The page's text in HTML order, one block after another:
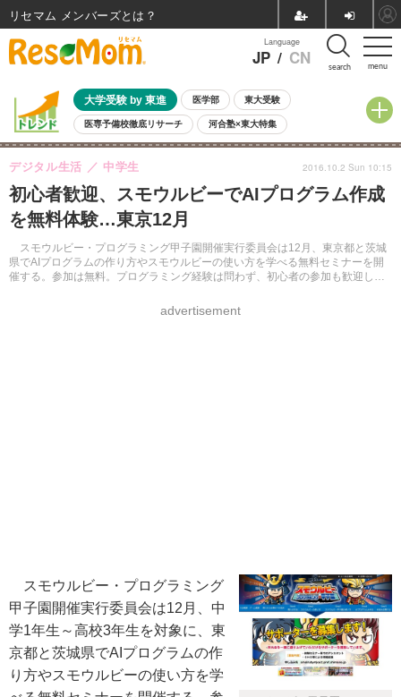
menu
Language
JP / CN search
大学受験 by 東進 医学部 東大受験
医専予備校徹底リサーチ 河合塾×東大特集
親子で考える大学選び 高校受験 中学受験 小学校受験
共通テスト 夏休み
8月開催イベント・WS 全国公立高校 過去問 人気記事
自由研究教材（小学生向け） 自由研究教材（中学生向け）
初心者歓迎、スモウルビーでAIプログラム作成
を無料体験…東京12月
スモウルビー・プログラミング甲子園開催実行委員会は12月、東京都と茨城
県でAIプログラムの作り方やスモウルビーの使い方を学べる無料セミナーを開
催する。参加は無料。プログラミング経験は問わず、初心者の参加も歓迎して
デジタル生活 中学生
advertisement
2016.10.2 Sun 10:15
スモウルビー・プログラミング
甲子園開催実行委員会は12月、中
学1年生～高校3年生を対象に、東
京都と茨城県でAIプログラムの作
り方やスモウルビーの使い方を学
リセマム メンバーズ